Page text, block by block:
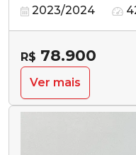
2023/2024
R$ 78.900
Ver mais